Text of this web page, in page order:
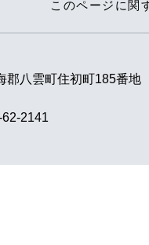
このページに関
郡八雲町住初町185番地
2141